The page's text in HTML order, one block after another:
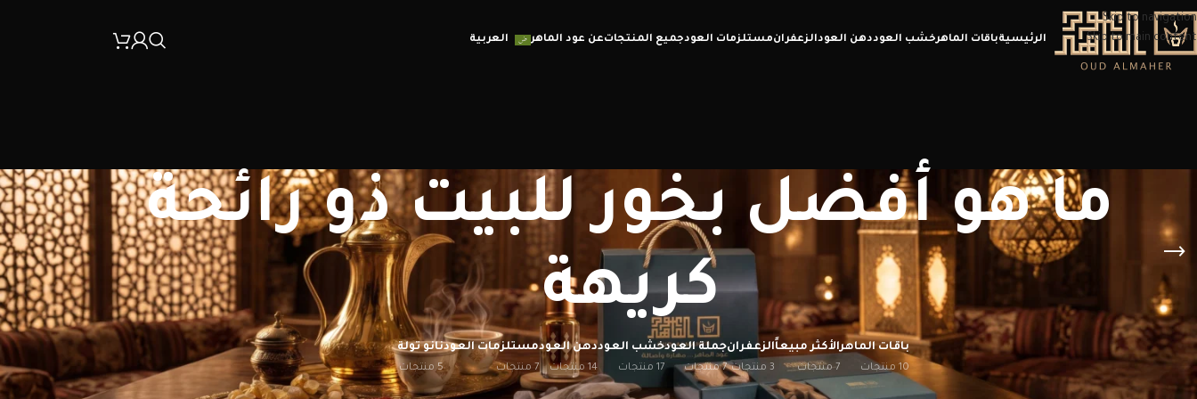
Skip to navigation
Skip to main content
الرئيسيةباقات الماهرخشب العوددهن العودالزعفرانمستلزمات العودجميع المنتجاتعن عود الماهر العربية
ما هو أفضل بخور للبيت ذو رائحة
كريهة
باقات الماهر
10 منتجات
الأكثر مبيعاً
7 منتجات
الزعفران
3 منتجات
جملة العود
7 منتجات
خشب العود
17 منتجات
دهن العود
14 منتجات
مستلزمات العود
7 منتجات
نانو تولة
5 منتجات
الرئيسية منتجات تحت الوسم “ما هو أفضل بخور للبيت ذو رائحة كريهة” إظهار 12
20
30